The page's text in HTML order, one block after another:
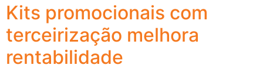
Kits promocionais com
terceirização melhora
rentabilidade